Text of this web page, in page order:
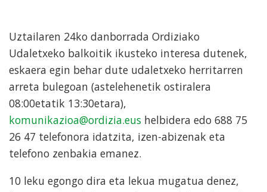
Uztailaren 24ko danborrada Ordiziako
Udaletxeko balkoitik ikusteko interesa dutenek,
eskaera egin behar dute udaletxeko herritarren
arreta bulegoan (astelehenetik ostiralera
08:00etatik 13:30etara),
komunikazioa@ordizia.eus helbidera edo 688 75
26 47 telefonora idatzita, izen-abizenak eta
telefono zenbakia emanez.
10 leku egongo dira eta lekua mugatua denez,